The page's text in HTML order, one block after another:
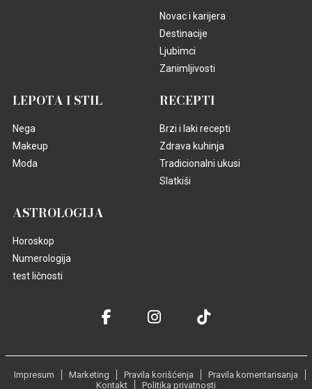
Novac i karijera
Destinacije
Ljubimci
Zanimljivosti
LEPOTA I STIL
Nega
Makeup
Moda
RECEPTI
Brzi i laki recepti
Zdrava kuhinja
Tradicionalni ukusi
Slatkiši
ASTROLOGIJA
Horoskop
Numerologija
test ličnosti
Impresum Marketing Pravila korišćenja
Pravila komentarisanja
Kontakt
Politika privatnosti